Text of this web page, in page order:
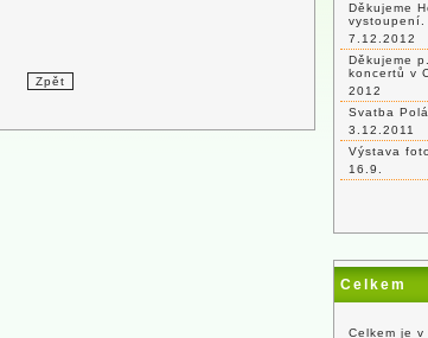
Děkujeme
vystoupení.
7.12.2012
Děkujeme
koncertů v
2012
Svatba
3.12.2011
Výstava
16.9.
Celkem
Celkem je